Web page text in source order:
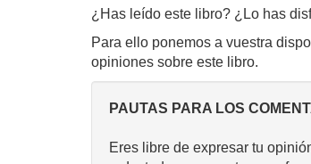
¿Has leído este libro? ¿Lo has
Para ello ponemos a vuestra
opiniones sobre este libro.
PAUTAS PARA LOS
Eres libre de expresar tu